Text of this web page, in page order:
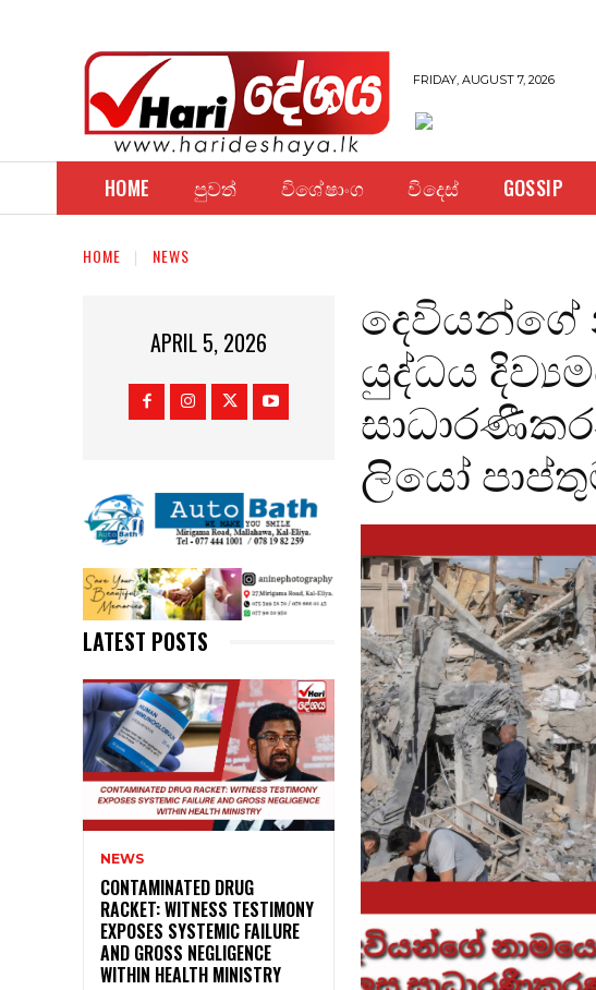
FRIDAY, AUGUST 7, 2026
HOME පුවත් විශේෂාංග විදෙස් GOSSIP
HOME NEWS
APRIL 5, 2026
LATEST POSTS
NEWS
CONTAMINATED DRUG
RACKET: WITNESS TESTIMONY
EXPOSES SYSTEMIC FAILURE
AND GROSS NEGLIGENCE
WITHIN HEALTH MINISTRY
යුද්ධය
ලියෝ